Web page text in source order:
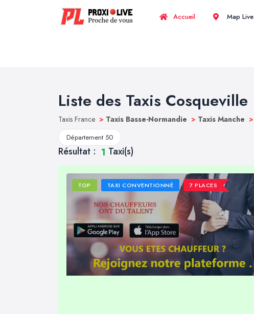
Accueil Map Live
Liste des Taxis Cosqueville
Taxis France > Taxis Basse-Normandie > Taxis Manche >
Département 50
Résultat : 1 Taxi(s)
TOP TAXI CONVENTIONNÉ 7 PLACES